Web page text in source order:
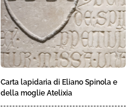
Carta lapidaria di Eliano Spinola e
della moglie Atelixia